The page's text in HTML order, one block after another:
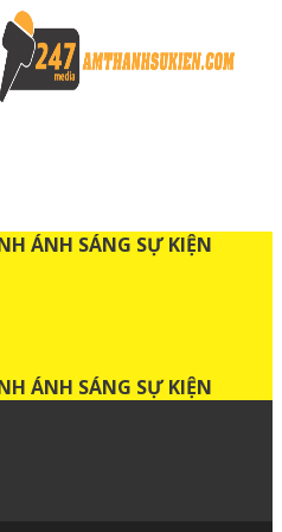
ÁNH SÁNG SỰ KIỆN
ÁNH SÁNG SỰ KIỆN